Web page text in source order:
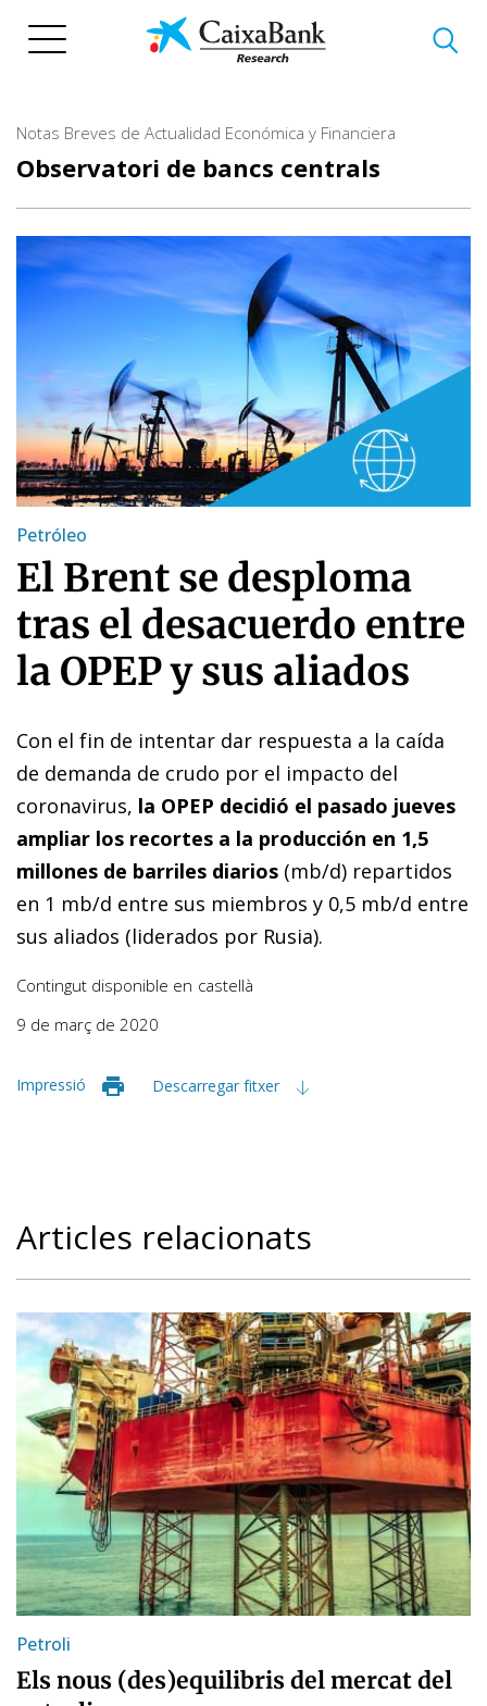
Notas Breves de Actualidad Económica y Financiera
Observatori de bancs centrals
Petróleo
El Brent se desploma
tras el desacuerdo entre
la OPEP y sus aliados
Con el fin de intentar dar respuesta a la caída
de demanda de crudo por el impacto del
coronavirus, la OPEP decidió el pasado jueves
ampliar los recortes a la producción en 1,5
millones de barriles diarios (mb/d) repartidos
en 1 mb/d entre sus miembros y 0,5 mb/d entre
sus aliados (liderados por Rusia).
Contingut disponible en castellà
9 de març de 2020
Impressió Descarregar fitxer
Articles relacionats
Petroli
Els nous (des)equilibris del mercat del